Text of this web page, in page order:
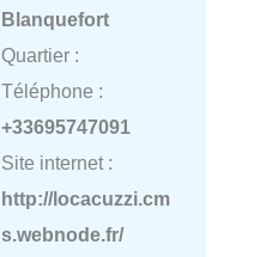
Blanquefort
Quartier :
Téléphone :
+33695747091
Site internet :
http://locacuzzi.cm
s.webnode.fr/